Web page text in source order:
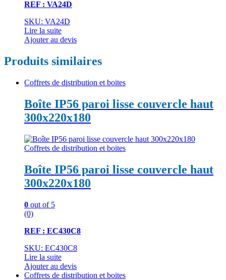
REF : VA24D
SKU: VA24D
Lire la suite
Ajouter au devis
Produits similaires
Coffrets de distribution et boites
Boîte IP56 paroi lisse couvercle haut
300x220x180
Coffrets de distribution et boites
Boîte IP56 paroi lisse couvercle haut
300x220x180
0 out of 5
(0)
REF : EC430C8
SKU: EC430C8
Lire la suite
Ajouter au devis
Coffrets de distribution et boites